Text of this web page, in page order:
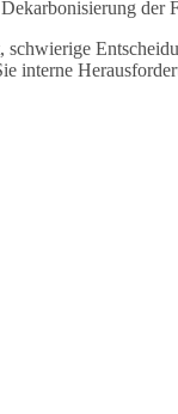
der
schwierige
interne